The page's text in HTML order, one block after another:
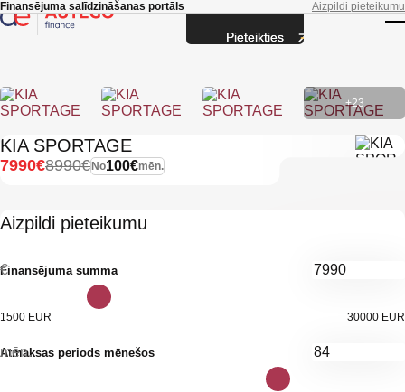
Skip to main content
Finansējuma salīdzināšanas portāls Aizpildi pieteikumu
+23
KIA SPORTAGE
No100€mēn.
8990€
7990€
Aizpildi pieteikumu
Finansējuma summa
€
1500 EUR 30000 EUR
Atmaksas periods mēnešos
mēn.